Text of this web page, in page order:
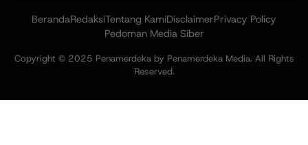
BerandaRedaksiTentang KamiDisclaimerPrivacy Policy
Pedoman Media Siber
Copyright © 2025 Penamerdeka by Penamerdeka Media. All Rights
Reserved.